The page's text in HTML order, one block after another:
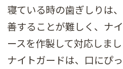
寝ている時の歯ぎしりは
善することが難しく、ナ
ースを作製して対応しまし
ナイトガードは、口にぴ